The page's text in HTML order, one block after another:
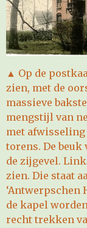
▲ Op de
zien, met de
massieve
mengstijl van
met afwisseling
torens. De
de zijgevel.
zien. Die staat
‘Antwerpschen
de kapel
recht trekken